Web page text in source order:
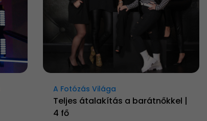
A Fotózás Világa
Teljes átalakítás a barátnőkkel |
4 fő